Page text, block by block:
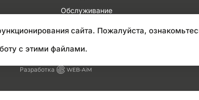
сайта. Пожалуйста,
с этими файлами.
Обслуживание
Разработка